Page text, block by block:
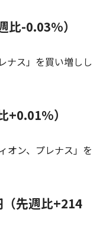
-0.03%）
ナス」を買い増しし
）
オン、プレナス」を
先週比+214